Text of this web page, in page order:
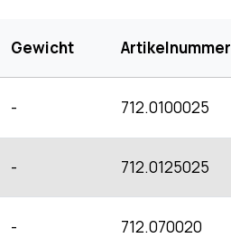
Gewicht Artikelnummer
- 712.0100025
- 712.0125025
- 712.070020